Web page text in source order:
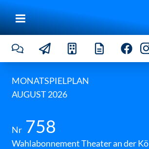
MONATSPIELPLAN
AUGUST 2026
Nr 758
Wahlabonnement Theater an der Kö